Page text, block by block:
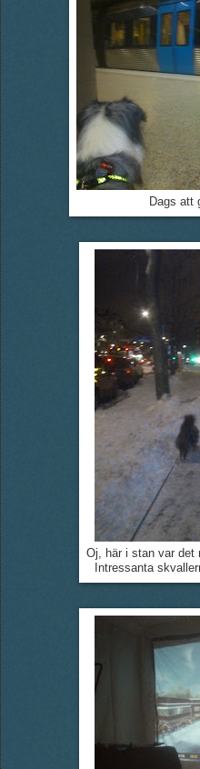
Dags att
Oj, här i stan var det
Intressanta